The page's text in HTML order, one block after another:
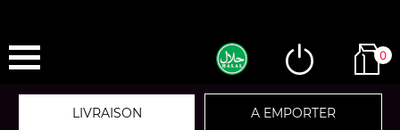
0
LIVRAISON A EMPORTER